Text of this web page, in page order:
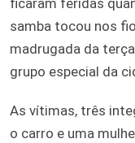
ficaram feridas
samba tocou nos
madrugada da
grupo especial da
As vítimas, três
o carro e uma